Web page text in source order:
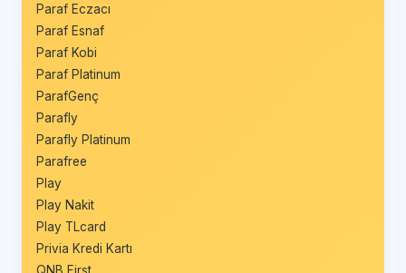
Paraf Eczacı
Paraf Esnaf
Paraf Kobi
Paraf Platinum
ParafGenç
Parafly
Parafly Platinum
Parafree
Play
Play Nakit
Play TLcard
Privia Kredi Kartı